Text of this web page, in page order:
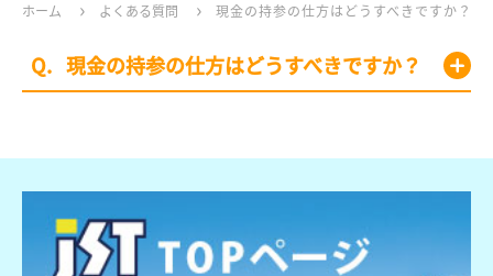
ホーム よくある質問 現金の持参の仕方はどうすべきですか？
現金の持参の仕方はどうすべきですか？